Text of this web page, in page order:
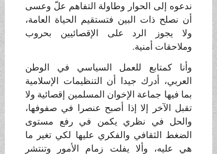
ندعوه إلى الحوار وطاولة التفاهم علّ وعسى
أن نصلح ذات البين فتستقيم الحياة العامة،
ولا يجوز الرد على الإقصائيين بحروب
وملاحقات أمنية.
وأنا كمتابع للعمل السياسي في الوطن
العربي، أدرك جيدا أن التنظيمات الإسلامية
بما فيها جماعة الإخوان المسلمين إقصائية ولا
تقبل الآخر إلا إذا أصبح عنصرا في صفوفها،
والحل في نظري يكمن في رفع مستوى
الضغط الثقافي والفكري عليها لكي تغير ما
هي عليه، وألا يفلت زمام الأمور وتنتشر